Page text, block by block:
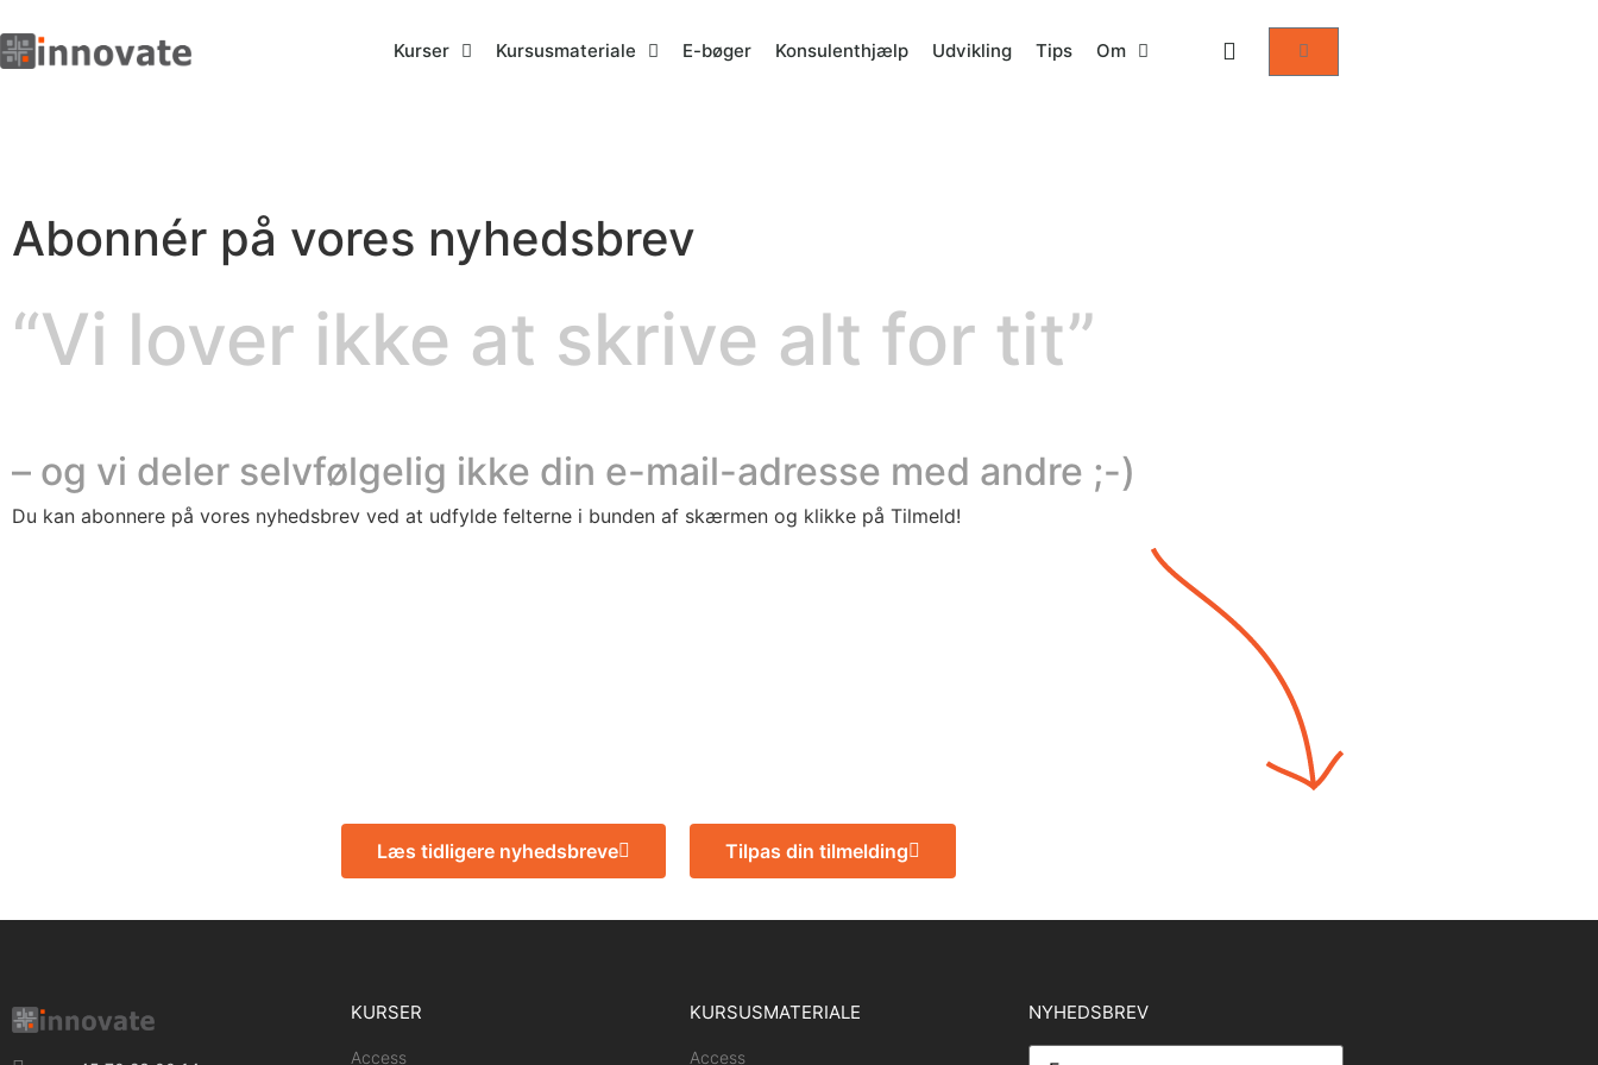
Kurser Kursusmateriale E-bøger Konsulenthjælp Udvikling Tips Om
Abonnér på vores nyhedsbrev
“Vi lover ikke at skrive alt for tit”
– og vi deler selvfølgelig ikke din e-mail-adresse med andre ;-)
Du kan abonnere på vores nyhedsbrev ved at udfylde felterne i bunden af skærmen og klikke på Tilmeld!
Læs tidligere nyhedsbreve Tilpas din tilmelding
KURSER
Access
KURSUSMATERIALE
Access
NYHEDSBREV